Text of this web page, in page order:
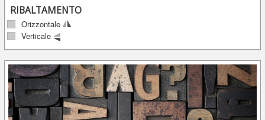
RIBALTAMENTO
Orizzontale
Verticale